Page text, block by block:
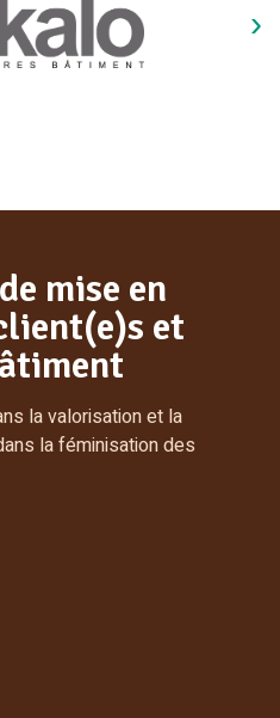
mise en
et
la valorisation et la
la féminisation des